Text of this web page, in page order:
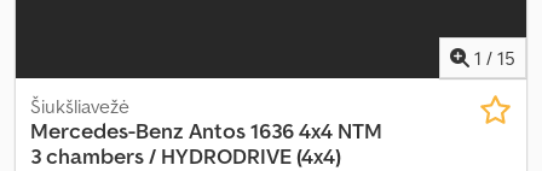
1 / 15
Šiukšliavežė
Mercedes-Benz Antos 1636 4x4 NTM
3 chambers / HYDRODRIVE (4x4)